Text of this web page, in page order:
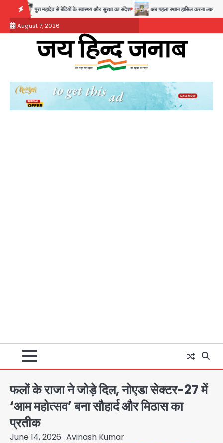
content
पुरा महादेव से बेटियों के स्वास्थ्य और सुरक्षा का संदेश अब पहला स्थान हासिल करना लक्ष्य: डीएम
August 7, 2026
फलों के राजा ने जोड़े दिल, नोएडा सेक्टर-27 में
‘आम महोत्सव’ बना सौहार्द और मिठास का
प्रतीक
June 14, 2026 Avinash Kumar